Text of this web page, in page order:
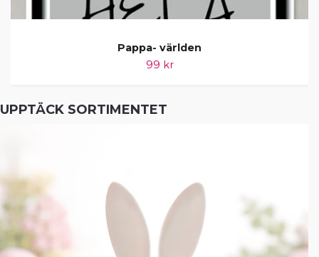
UPPTÄCK SORTIMENTET
Pappa- världen
99 kr